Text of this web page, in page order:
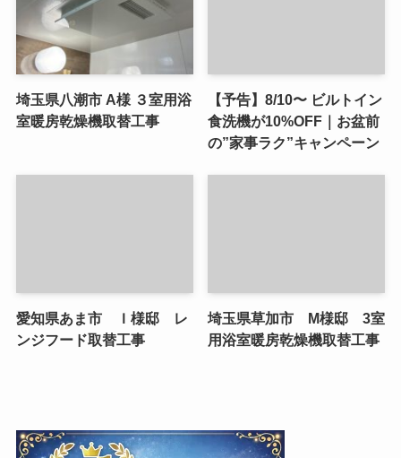
埼玉県八潮市 A様 ３室用浴
室暖房乾燥機取替工事
【予告】8/10〜 ビルトイン
食洗機が10%OFF｜お盆前
の”家事ラク”キャンペーン
愛知県あま市 Ｉ様邸 レ
ンジフード取替工事
埼玉県草加市 M様邸 3室
用浴室暖房乾燥機取替工事